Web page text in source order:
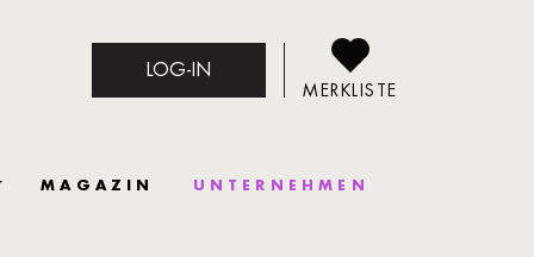
LOG-IN
MERKLISTE
MAGAZIN UNTERNEHMEN